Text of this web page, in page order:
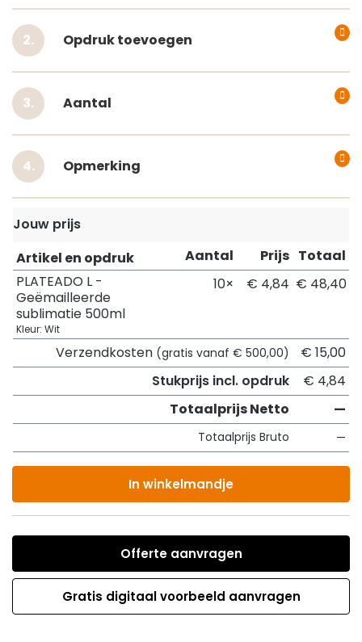
Opdruk toevoegen
Aantal
Opmerking
Jouw prijs
Artikel en opdruk
Aantal Prijs Totaal
PLATEADO L -
Geëmailleerde
sublimatie 500ml
Kleur: Wit
10× € 4,84 € 48,40
Verzendkosten (gratis vanaf € 500,00)
€ 15,00
Stukprijs incl. opdruk
€ 4,84
Totaalprijs Netto
—
Totaalprijs Bruto —
In winkelmandje
Offerte aanvragen
Gratis digitaal voorbeeld aanvragen